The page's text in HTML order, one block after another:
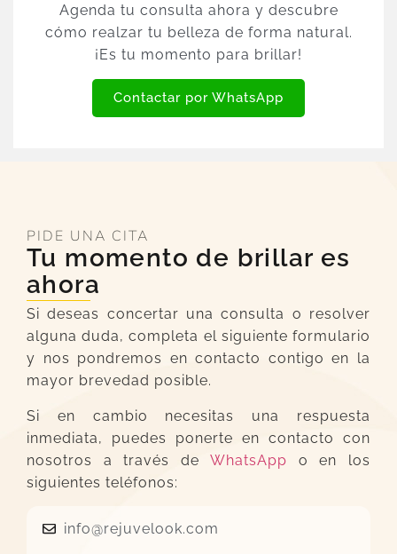
Agenda tu consulta ahora y descubre
cómo realzar tu belleza de forma natural.
¡Es tu momento para brillar!
Contactar por WhatsApp
PIDE UNA CITA
Tu momento de brillar es
ahora
Si deseas concertar una consulta o resolver
alguna duda, completa el siguiente formulario
y nos pondremos en contacto contigo en la
mayor brevedad posible.
Si en cambio necesitas una respuesta
inmediata, puedes ponerte en contacto con
nosotros a través deWhatsApp o en los
siguientes teléfonos:
info@rejuvelook.com